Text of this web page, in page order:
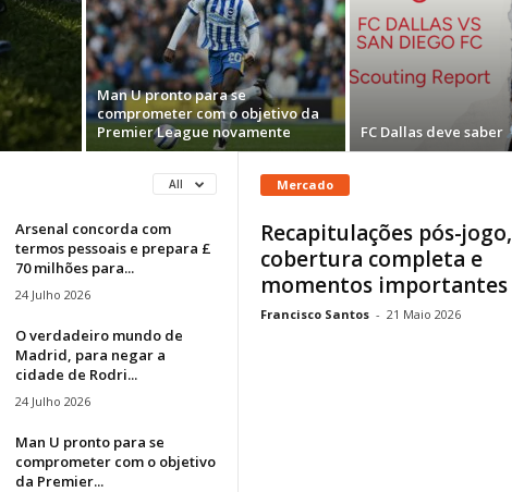
Man U pronto para se
comprometer com o objetivo da
Premier League novamente
FC Dallas deve saber
All
Arsenal concorda com
termos pessoais e prepara £
70 milhões para...
24 Julho 2026
O verdadeiro mundo de
Madrid, para negar a
cidade de Rodri...
24 Julho 2026
Man U pronto para se
comprometer com o objetivo
da Premier...
Mercado
Recapitulações pós-jogo,
cobertura completa e
momentos importantes
Francisco Santos - 21 Maio 2026